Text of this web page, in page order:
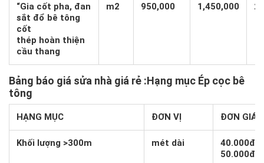
“Gia cốt pha, đan
sắt đổ bê tông
cốt
thép hoàn thiện
cầu thang
m2 950,000 1,450,000
Bảng báo giá sửa nhà giá rẻ :Hạng mục Ép cọc bê
tông
HẠNG MỤC ĐƠN VỊ ĐƠN GIÁ
Khối lượng >300m mét dài
40.000đ –
50.000đ